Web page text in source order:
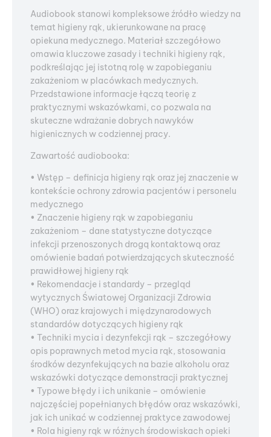
Audiobook stanowi kompleksowe źródło wiedzy na
temat higieny rąk, ukierunkowane na pracę
opiekuna medycznego. Materiał szczegółowo
omawia kluczowe zasady i techniki higieny rąk,
podkreślając jej istotną rolę w zapobieganiu
zakażeniom w placówkach medycznych.
Przedstawione informacje łączą teorię z
praktycznymi wskazówkami, co pozwala na
skuteczne wdrażanie dobrych nawyków
higienicznych w codziennej pracy.
Zawartość audiobooka:
• Wstęp – definicja higieny rąk oraz jej znaczenie w
kontekście ochrony zdrowia pacjentów i personelu
medycznego
• Znaczenie higieny rąk w zapobieganiu
zakażeniom – dane statystyczne dotyczące
infekcji przenoszonych drogą kontaktową oraz
omówienie badań potwierdzających skuteczność
prawidłowej higieny rąk
• Rekomendacje i standardy – przegląd
wytycznych Światowej Organizacji Zdrowia
(WHO) oraz krajowych i międzynarodowych
standardów dotyczących higieny rąk
• Techniki mycia i dezynfekcji rąk – szczegółowy
opis poprawnych metod mycia rąk, stosowania
środków dezynfekujących na bazie alkoholu oraz
wskazówki dotyczące demonstracji praktycznej
• Typowe błędy i ich unikanie – omówienie
najczęściej popełnianych błędów oraz wskazówki,
jak ich unikać w codziennej praktyce zawodowej
• Rola higieny rąk w różnych środowiskach opieki